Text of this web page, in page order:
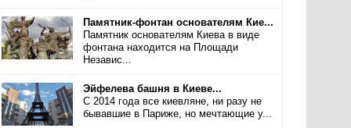
Памятник-фонтан основателям Кие...
Памятник основателям Киева в виде
фонтана находится на Площади
Независ...
Эйфелева башня в Киеве...
С 2014 года все киевляне, ни разу не
бывавшие в Париже, но мечтающие у...